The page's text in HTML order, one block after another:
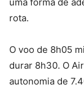
rota.
O voo de 8h05
durar 8h30. O
autonomia de